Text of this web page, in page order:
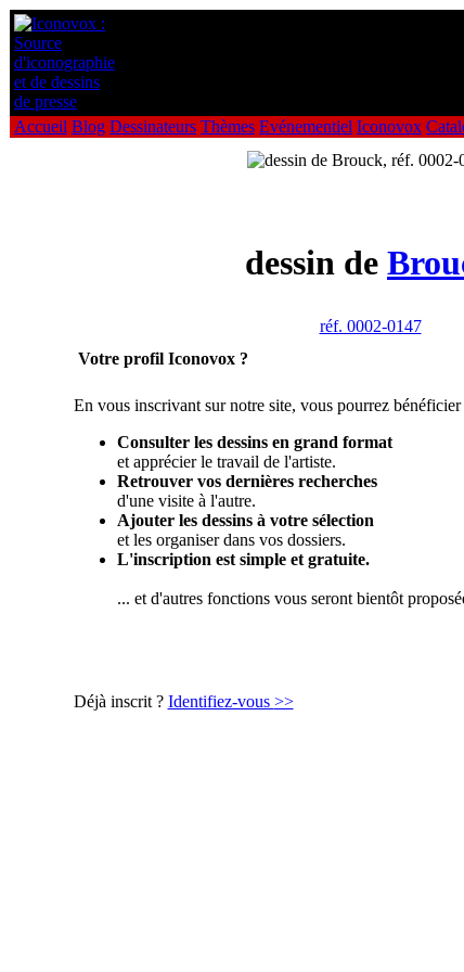
Accueil Blog Dessinateurs Thèmes Evénementiel Iconovox
dessin de
réf. 0002-0147
Votre profil Iconovox ?
En vous inscrivant sur notre site, vous pourrez
Consulter les dessins en grand format
et apprécier le travail de l'artiste.
Retrouver vos dernières recherches
d'une visite à l'autre.
Ajouter les dessins à votre sélection
et les organiser dans vos dossiers.
L'inscription est simple et gratuite.
... et d'autres fonctions vous seront bientôt
Déjà inscrit ? Identifiez-vous >>